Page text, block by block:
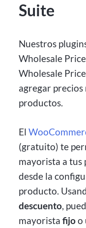
Suite
Nuestros
Wholesale
Wholesale
agregar
productos.
El
(gratuito) te
mayorista a
desde la
producto.
descuento,
mayoristafijoo